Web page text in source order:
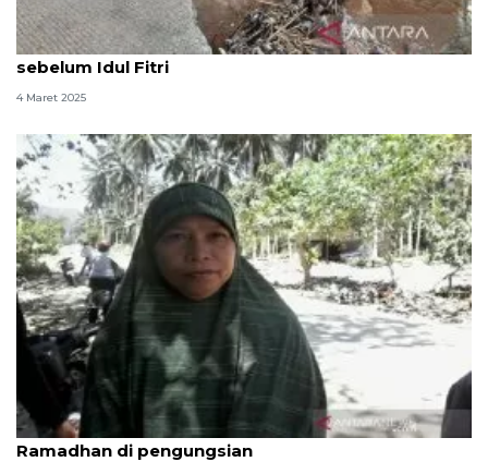
BNPB: Pemulihan akses jalan di Bogor selesai
sebelum Idul Fitri
4 Maret 2025
Korban banjir bandang Kabupaten Sigi sambut
Ramadhan di pengungsian